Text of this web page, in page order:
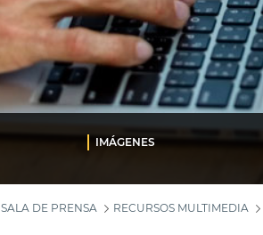
IMÁGENES
SALA DE PRENSA RECURSOS MULTIMEDIA